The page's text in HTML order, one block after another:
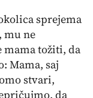
sprejema
mu ne
mama tožiti, da
Mama, saj
stvari,
da